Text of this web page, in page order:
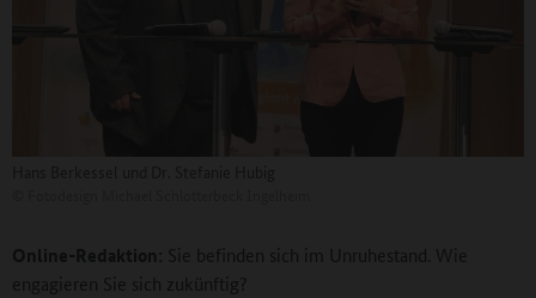
Online-Redaktion:
Sie befinden sich im Unruhestand. Wie
engagieren Sie sich zukünftig?